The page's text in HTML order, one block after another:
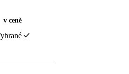
v ceně